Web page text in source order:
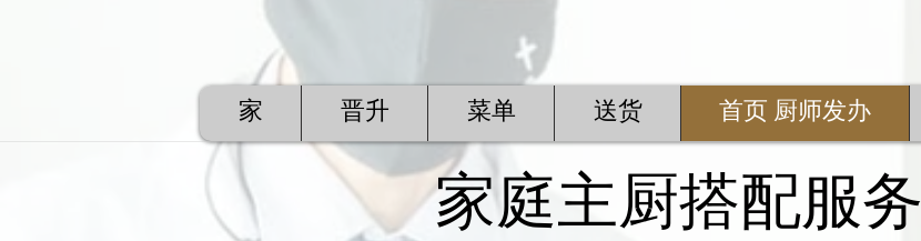
家 晋升 菜单 送货 首页 厨师发办
家庭主厨搭配服务